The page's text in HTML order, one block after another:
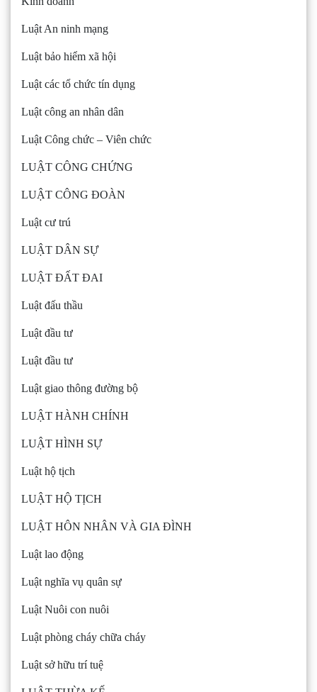
Luật An ninh mạng
Luật bảo hiểm xã hội
Luật các tổ chức tín dụng
Luật công an nhân dân
Luật Công chức – Viên chức
LUẬT CÔNG CHỨNG
LUẬT CÔNG ĐOÀN
Luật cư trú
LUẬT DÂN SỰ
LUẬT ĐẤT ĐAI
Luật đấu thầu
Luật đầu tư
Luật đầu tư
Luật giao thông đường bộ
LUẬT HÀNH CHÍNH
LUẬT HÌNH SỰ
Luật hộ tịch
LUẬT HỘ TỊCH
LUẬT HÔN NHÂN VÀ GIA ĐÌNH
Luật lao động
Luật nghĩa vụ quân sự
Luật Nuôi con nuôi
Luật phòng cháy chữa cháy
Luật sở hữu trí tuệ